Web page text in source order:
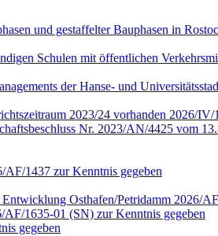
und gestaffelter Bauphasen in
Schulen mit öffentlichen
der Hanse- und
2023/24 vorhanden 2026/IV/
Nr. 2023/AN/4425 vom
1437 zur Kenntnis gegeben
Osthafen/Petridamm 2026/
1635-01 (SN) zur Kenntnis gegeben
gegeben